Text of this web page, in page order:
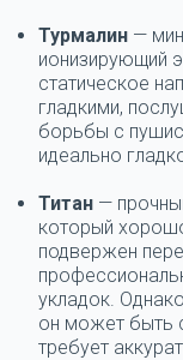
Турмалин —
ионизирующий
статическое
гладкими,
борьбы с
идеально
Титан —
который
подвержен
укладок.
он может быть
требует